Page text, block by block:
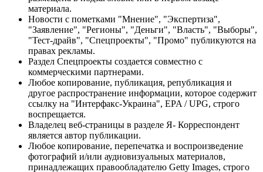
материала.
Новости с пометками "Мнение", "Экспертиза",
"Заявление", "Регионы", "Деньги", "Власть", "Выборы",
"Тест-драйв", "Спецпроекты", "Промо" публикуются на
правах рекламы.
Раздел Спецпроекты создается совместно с
коммерческими партнерами.
Любое копирование, публикация, републикация и
другое распространение информации, которое содержит
ссылку на "Интерфакс-Украина", EPA / UPG, строго
воспрещается.
Владелец веб-страницы в разделе Я- Корреспондент
является автор публикации.
Любое копирование, перепечатка и воспроизведение
фотографий и/или аудиовизуальных материалов,
принадлежащих правообладателю Getty Images, строго